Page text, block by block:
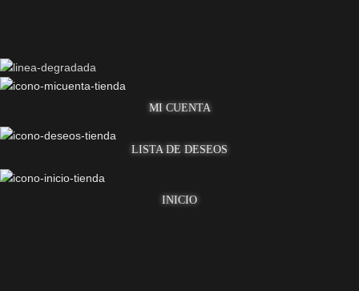
MI CUENTA
LISTA DE DESEOS
INICIO